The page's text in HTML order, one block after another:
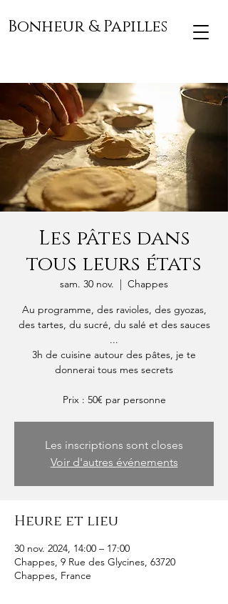
Bonheur & Papilles
Les pâtes dans
tous leurs états
sam. 30 nov.
  |
Chappes
Au programme, des ravioles, des gyozas,
des tartes, du sucré, du salé et des sauces
...
3h de cuisine autour des pâtes, je te
donnerai tous mes secrets
Prix : 50€ par personne
Les inscriptions sont closes
Voir d'autres événements
Heure et lieu
30 nov. 2024, 14:00 – 17:00
Chappes, 9 Rue des Glycines, 63720
Chappes, France